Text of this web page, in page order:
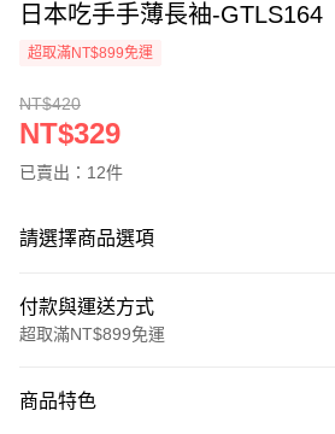
日本吃手手薄長袖-GTLS164
超取滿NT$899免運
NT$420
NT$329
已賣出：12件
請選擇商品選項
付款與運送方式
超取滿NT$899免運
信用卡一次付款
商品特色